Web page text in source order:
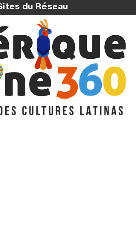
du Réseau